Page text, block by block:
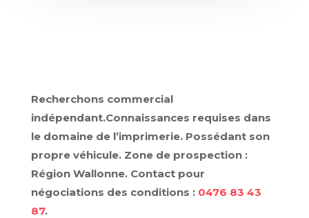
Recherchons commercial
indépendant.Connaissances requises dans
le domaine de l’imprimerie. Possédant son
propre véhicule. Zone de prospection :
Région Wallonne. Contact pour
négociations des conditions : 0476 83 43
87.